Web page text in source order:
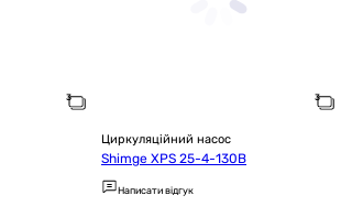
Циркуляційний насос
Shimge XPS 25-4-130B
Написати відгук